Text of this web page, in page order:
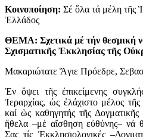
Κοινοποίηση: Σέ ὅλα τά μέλη τῆς
Ἑλλάδος
ΘΕΜΑ: Σχετικά μέ τήν θεσμική
Σχισματικῆς Ἐκκλησίας τῆς
Μακαριώτατε Ἅγιε Πρόεδρε,
Ἐν ὄψει τῆς ἐπικείμενης
Ἱεραρχίας, ὡς ἐλάχιστο μέλος
καί ὡς καθηγητής τῆς
ἤθελα –μέ αἴσθηση εὐθύνης– νά
Σας τίς Ἐκκλησιολογικές